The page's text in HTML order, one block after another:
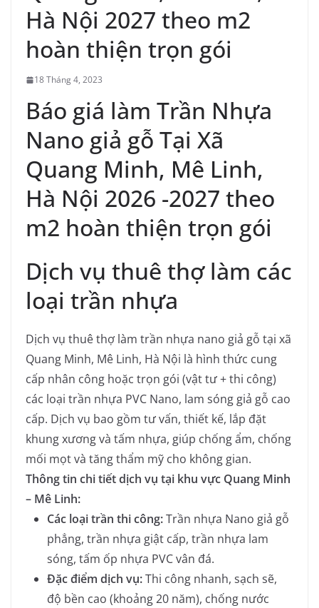
Hà Nội 2027 theo m2
hoàn thiện trọn gói
18 Tháng 4, 2023
Báo giá làm Trần Nhựa
Nano giả gỗ Tại Xã
Quang Minh, Mê Linh,
Hà Nội 2026 -2027 theo
m2 hoàn thiện trọn gói
Dịch vụ thuê thợ làm các
loại trần nhựa
Dịch vụ thuê thợ làm trần nhựa nano giả gỗ tại xã
Quang Minh, Mê Linh, Hà Nội là hình thức cung
cấp nhân công hoặc trọn gói (vật tư + thi công)
các loại trần nhựa PVC Nano, lam sóng giả gỗ cao
cấp. Dịch vụ bao gồm tư vấn, thiết kế, lắp đặt
khung xương và tấm nhựa, giúp chống ẩm, chống
mối mọt và tăng thẩm mỹ cho không gian.
Thông tin chi tiết dịch vụ tại khu vực Quang Minh
– Mê Linh:
Các loại trần thi công:Trần nhựa Nano giả gỗ
phẳng, trần nhựa giật cấp, trần nhựa lam
sóng, tấm ốp nhựa PVC vân đá.
Đặc điểm dịch vụ:Thi công nhanh, sạch sẽ,
độ bền cao (khoảng 20 năm), chống nước